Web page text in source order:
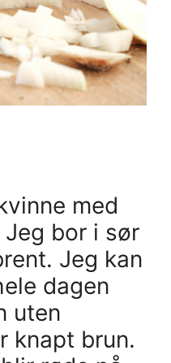
med
bor i sør
Jeg kan
dagen
uten
knapt brun.